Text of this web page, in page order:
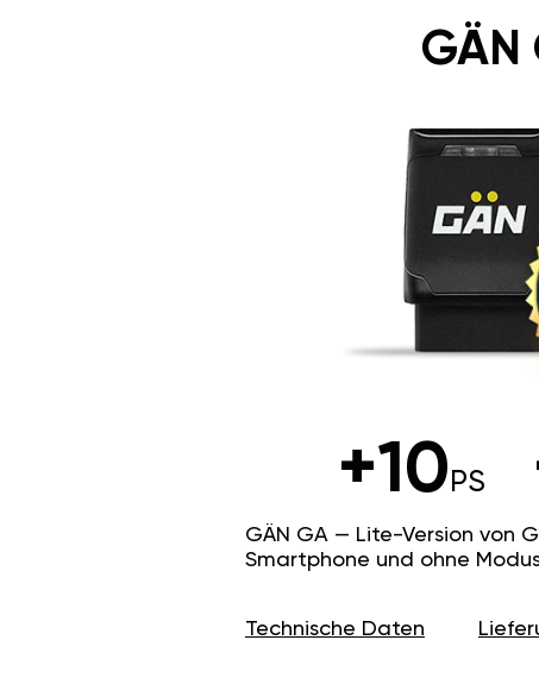
GÄN
+10PS
GÄN GA — Lite-Version von
Smartphone und ohne
Technische Daten